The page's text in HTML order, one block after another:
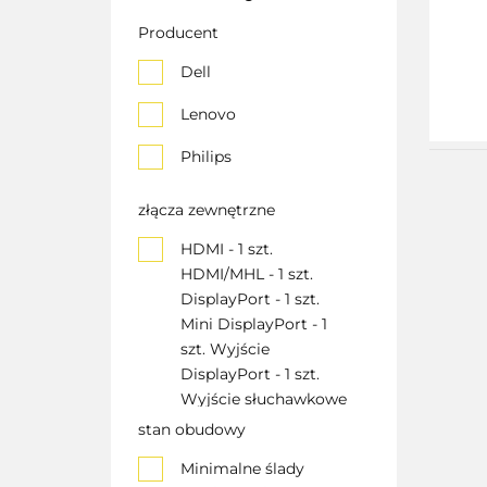
Producent
Dell
Lenovo
Philips
złącza zewnętrzne
HDMI - 1 szt.
HDMI/MHL - 1 szt.
DisplayPort - 1 szt.
Mini DisplayPort - 1
szt. Wyjście
DisplayPort - 1 szt.
Wyjście słuchawkowe
- 1 szt. USB 3.2 Gen. 1 -
Typu-B - 1 szt. AC-in
stan obudowy
Minimalne ślady